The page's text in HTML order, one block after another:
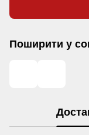
Поширити у